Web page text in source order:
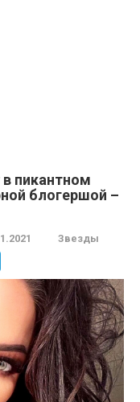
пикантном
блогершой –
Звезды